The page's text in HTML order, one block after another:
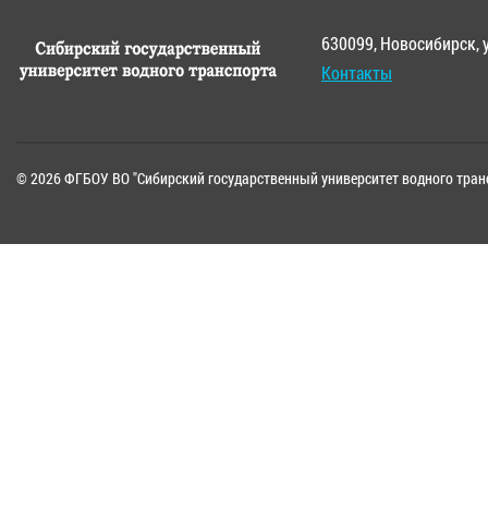
630099, Новосибирск,
Контакты
© 2026 ФГБОУ ВО "Сибирский государственный университет водного